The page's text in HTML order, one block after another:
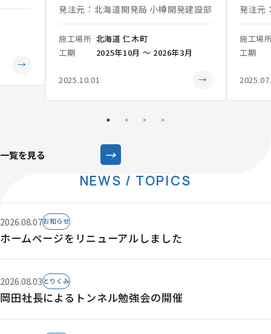
→
発注元：北海道開発局 小樽開発建設部
施工場所 北海道 仁木町
工期
2025年10月 ～ 2026年3月
2025.10.01 →
発注元
施工場
工期
一覧を見る →
NEWS / TOPICS
2026.08.07お知らせ
ホームページをリニューアルしました
2026.08.03とりくみ
岡田社長によるトンネル勉強会の開催